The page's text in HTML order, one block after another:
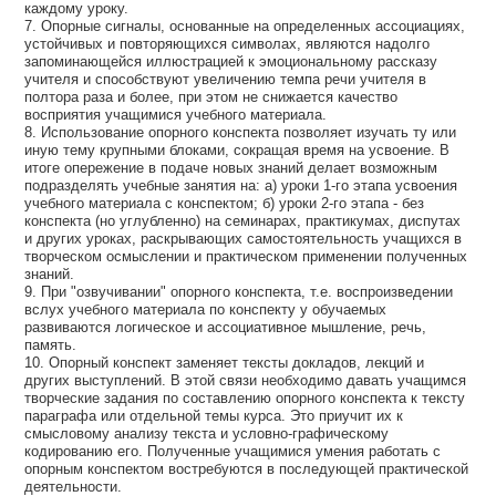
каждому уроку.
7. Опорные сигналы, основанные на определенных ассоциациях,
устойчивых и повторяющихся символах, являются надолго
запоминающейся иллюстрацией к эмоциональному рассказу
учителя и способствуют увеличению темпа речи учителя в
полтора раза и более, при этом не снижается качество
восприятия учащимися учебного материала.
8. Использование опорного конспекта позволяет изучать ту или
иную тему крупными блоками, сокращая время на усвоение. В
итоге опережение в подаче новых знаний делает возможным
подразделять учебные занятия на: а) уроки 1-го этапа усвоения
учебного материала с конспектом; б) уроки 2-го этапа - без
конспекта (но углубленно) на семинарах, практикумах, диспутах
и других уроках, раскрывающих самостоятельность учащихся в
творческом осмыслении и практическом применении полученных
знаний.
9. При "озвучивании" опорного конспекта, т.е. воспроизведении
вслух учебного материала по конспекту у обучаемых
развиваются логическое и ассоциативное мышление, речь,
память.
10. Опорный конспект заменяет тексты докладов, лекций и
других выступлений. В этой связи необходимо давать учащимся
творческие задания по составлению опорного конспекта к тексту
параграфа или отдельной темы курса. Это приучит их к
смысловому анализу текста и условно-графическому
кодированию его. Полученные учащимися умения работать с
опорным конспектом востребуются в последующей практической
деятельности.